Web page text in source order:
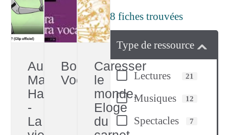
48 fiches trouvées
Type de ressource
Lectures 21
Musiques 12
Spectacles 7
Audibert,
Malou
Harel
-
La
Bora
Vocal
Caresser
le
monde,
Eloge
du